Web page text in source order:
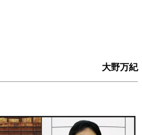
大野万紀